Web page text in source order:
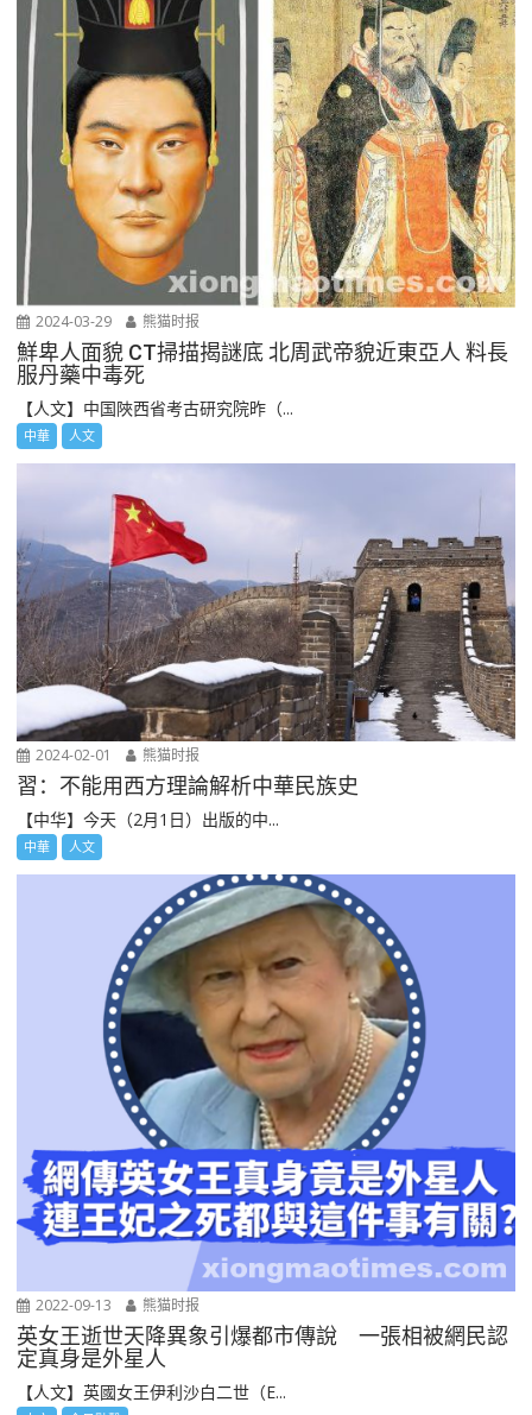
2024-03-29 熊猫时报
鮮卑人面貌 CT掃描揭謎底 北周武帝貌近東亞人 料長
服丹藥中毒死
【人文】中国陜西省考古研究院昨（...
中華 人文
2024-02-01 熊猫时报
習：不能用西方理論解析中華民族史
【中华】今天（2月1日）出版的中...
中華 人文
2022-09-13 熊猫时报
英女王逝世天降異象引爆都市傳說 一張相被網民認
定真身是外星人
【人文】英國女王伊利沙白二世（E...